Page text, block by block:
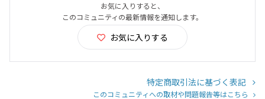
お気に入りすると、
このコミュニティの最新情報を通知します。
お気に入りする
特定商取引法に基づく表記
このコミュニティへの取材や問題報告等はこちら